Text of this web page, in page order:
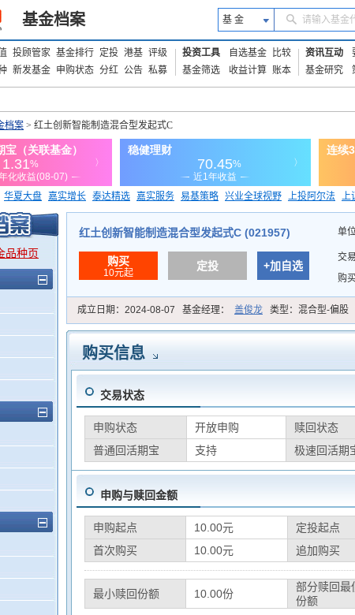
基金档案 基 金 请输入基金
投顾管家 基金排行 定投 港基 评级
新发基金 申购状态 分红 公告 私募
投资工具 自选基金
比较
基金筛选
收益计算 账本
资讯互动
基金研究
档案 > 红土创新智能制造混合型发起式C
华夏大盘 嘉实增长 泰达精选 嘉实服务 易基策略 兴业全球视野 上投阿尔法 上
上证180价值ETF
品种页
红土创新智能制造混合型发起式C (021957)
购买
10元起
定投 +加自选
单
交
购
成立日期： 2024-08-07 基金经理： 盖俊龙 类型： 混合型-偏股
购买信息
交易状态
申购状态 开放申购 赎回状态
普通回活期宝
支持 极速回活期
申购与赎回金额
申购起点 10.00元 定投起点
首次购买
10.00元 追加购买
最小赎回份额 10.00份
部分赎回最
份额